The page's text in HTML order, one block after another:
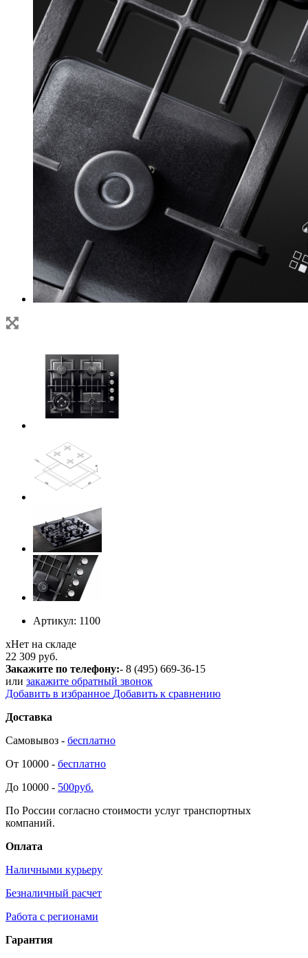
Артикул: 1100
хНет на складе
22 309 руб.
Закажите по телефону:- 8 (495) 669-36-15
или закажите обратный звонок
Добавить в избранное Добавить к сравнению
Доставка
Самовывоз - бесплатно
От 10000 - бесплатно
До 10000 - 500руб.
По России согласно стоимости услуг транспортных
компаний.
Оплата
Наличными курьеру
Безналичный расчет
Работа с регионами
Гарантия